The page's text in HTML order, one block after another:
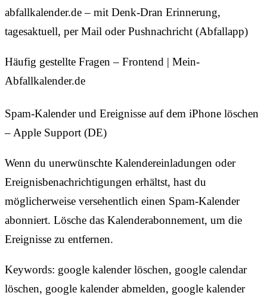
abfallkalender.de – mit Denk-Dran Erinnerung,
tagesaktuell, per Mail oder Pushnachricht (Abfallapp)
Häufig gestellte Fragen – Frontend | Mein-
Abfallkalender.de
Spam-Kalender und Ereignisse auf dem iPhone löschen
– Apple Support (DE)
Wenn du unerwünschte Kalendereinladungen oder
Ereignisbenachrichtigungen erhältst, hast du
möglicherweise versehentlich einen Spam-Kalender
abonniert. Lösche das Kalenderabonnement, um die
Ereignisse zu entfernen.
Keywords: google kalender löschen, google calendar
löschen, google kalender abmelden, google kalender